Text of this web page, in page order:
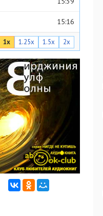
15:16
15:37
16:09
15:08
16:14
16:25
15:28
1x 1.25x 1.5x 2x